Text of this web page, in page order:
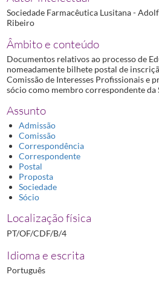
Sociedade Farmacêutica Lusitana -
Ribeiro
Âmbito e conteúdo
Documentos relativos ao processo de
nomeadamente bilhete postal de
Comissão de Interesses Profissionais e
sócio como membro correspondente da
Assunto
Admissão
Comissão
Correspondência
Correspondente
Postal
Proposta
Sociedade
Sócio
Localização física
PT/OF/CDF/B/4
Idioma e escrita
Português